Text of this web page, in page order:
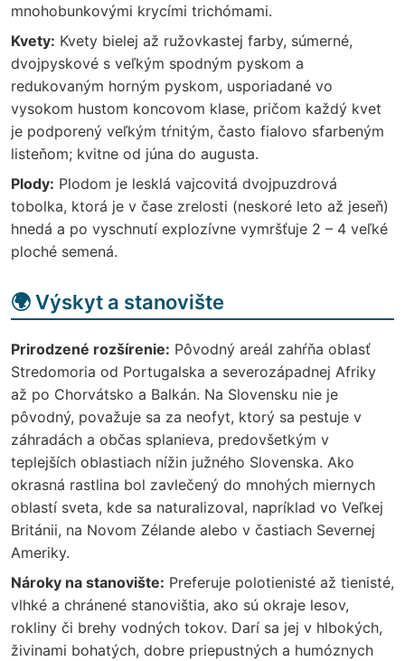
mnohobunkovými krycími trichómami.
Kvety: Kvety bielej až ružovkastej farby, súmerné,
dvojpyskové s veľkým spodným pyskom a
redukovaným horným pyskom, usporiadané vo
vysokom hustom koncovom klase, pričom každý kvet
je podporený veľkým tŕnitým, často fialovo sfarbeným
listeňom; kvitne od júna do augusta.
Plody: Plodom je lesklá vajcovitá dvojpuzdrová
tobolka, ktorá je v čase zrelosti (neskoré leto až jeseň)
hnedá a po vyschnutí explozívne vymršťuje 2 – 4 veľké
ploché semená.
🌍 Výskyt a stanovište
Prirodzené rozšírenie: Pôvodný areál zahŕňa oblasť
Stredomoria od Portugalska a severozápadnej Afriky
až po Chorvátsko a Balkán. Na Slovensku nie je
pôvodný, považuje sa za neofyt, ktorý sa pestuje v
záhradách a občas splanieva, predovšetkým v
teplejších oblastiach nížin južného Slovenska. Ako
okrasná rastlina bol zavlečený do mnohých miernych
oblastí sveta, kde sa naturalizoval, napríklad vo Veľkej
Británii, na Novom Zélande alebo v častiach Severnej
Ameriky.
Nároky na stanovište: Preferuje polotienisté až tienisté,
vlhké a chránené stanovištia, ako sú okraje lesov,
rokliny či brehy vodných tokov. Darí sa jej v hlbokých,
živinami bohatých, dobre priepustných a humóznych